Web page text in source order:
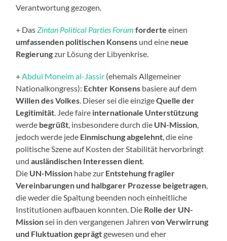
Verantwortung gezogen.
+ Das Zintan Political Parties Forum forderte einen
umfassenden politischen Konsens und eine neue
Regierungzur Lösung der Libyenkrise.
+ Abdul Moneim al-Jassir (ehemals Allgemeiner
Nationalkongress): Echter Konsens basiere auf dem
Willen des Volkes . Dieser sei die einzigeQuelle der
Legitimität . Jede faire internationale Unterstützung
werde begrüßt , insbesondere durch die UN-Mission
jedoch werde jede Einmischung abgelehnt , die eine
politische Szene auf Kosten der Stabilität hervorbringt
undausländischen Interessendient
Die UN-Mission habe zur Entstehung fragiler
Vereinbarungen und halbgarer Prozesse beigetragen
die weder die Spaltung beenden noch einheitliche
Institutionen aufbauen konnten. Die Rolle der UN-
Missionsei in den vergangenen JahrenvonVerwirrung
und Fluktuation geprägtgewesen und eher